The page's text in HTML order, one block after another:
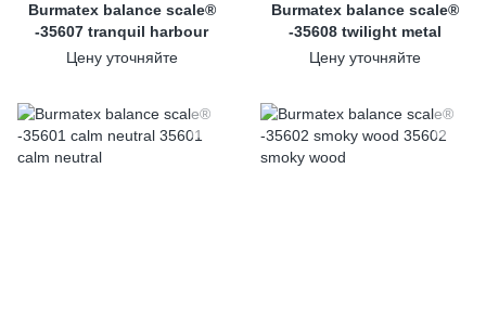
Burmatex balance scale®
-35607 tranquil harbour
Цену уточняйте
Burmatex balance scale®
-35608 twilight metal
Цену уточняйте